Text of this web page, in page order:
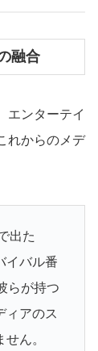
融合
エンターテイ
れからのメデ
出た
イバル番
らが持つ
ィアのス
ん。